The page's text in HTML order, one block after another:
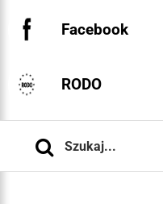
Facebook
RODO